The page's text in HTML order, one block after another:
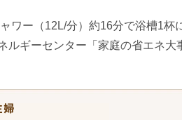
ワー（12L/分）約16分で浴槽1杯
ルギーセンター「家庭の省エネ大